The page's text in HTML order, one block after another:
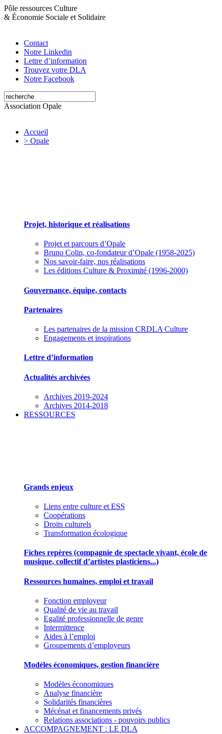
Pôle ressources Culture
& Économie Sociale et Solidaire
Contact
Notre Linkedin
Lettre d’information
Trouvez votre DLA
Notre Facebook
Association Opale
Accueil
> Opale
Projet, historique et réalisations
Projet et parcours d’Opale
Bruno Colin, co-fondateur d’Opale (1958-2025)
Nos savoir-faire, nos réalisations
Les éditions Culture & Proximité (1996-2000)
Gouvernance, équipe, contacts
Partenaires
Les partenaires de la mission CRDLA Culture
Engagements et inspirations
Lettre d’information
Actualités archivées
Archives 2019-2024
Archives 2014-2018
RESSOURCES
Grands enjeux
Liens entre culture et ESS
Coopérations
Droits culturels
Transformation écologique
Fiches repères (compagnie de spectacle vivant, école de
musique, collectif d’artistes plasticiens...)
Ressources humaines, emploi et travail
Fonction employeur
Qualité de vie au travail
Egalité professionnelle de genre
Intermittence
Aides à l’emploi
Groupements d’employeurs
Modèles économiques, gestion financière
Modèles économiques
Analyse financière
Solidarités financières
Mécénat et financements privés
Relations associations - pouvoirs publics
ACCOMPAGNEMENT : LE DLA